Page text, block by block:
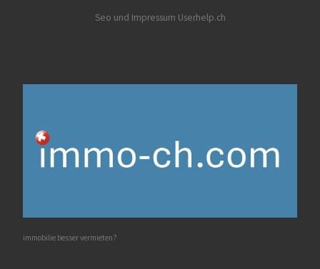
Seo und Impressum Userhelp.ch
immobilie besser vermieten?